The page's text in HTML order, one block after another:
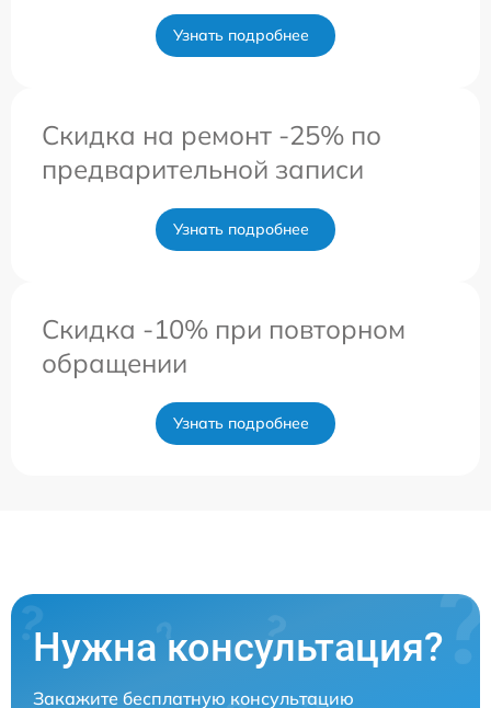
Узнать подробнее
Скидка на ремонт -25% по
предварительной записи
Узнать подробнее
Скидка -10% при повторном
обращении
Узнать подробнее
Нужна консультация?
Закажите бесплатную консультацию